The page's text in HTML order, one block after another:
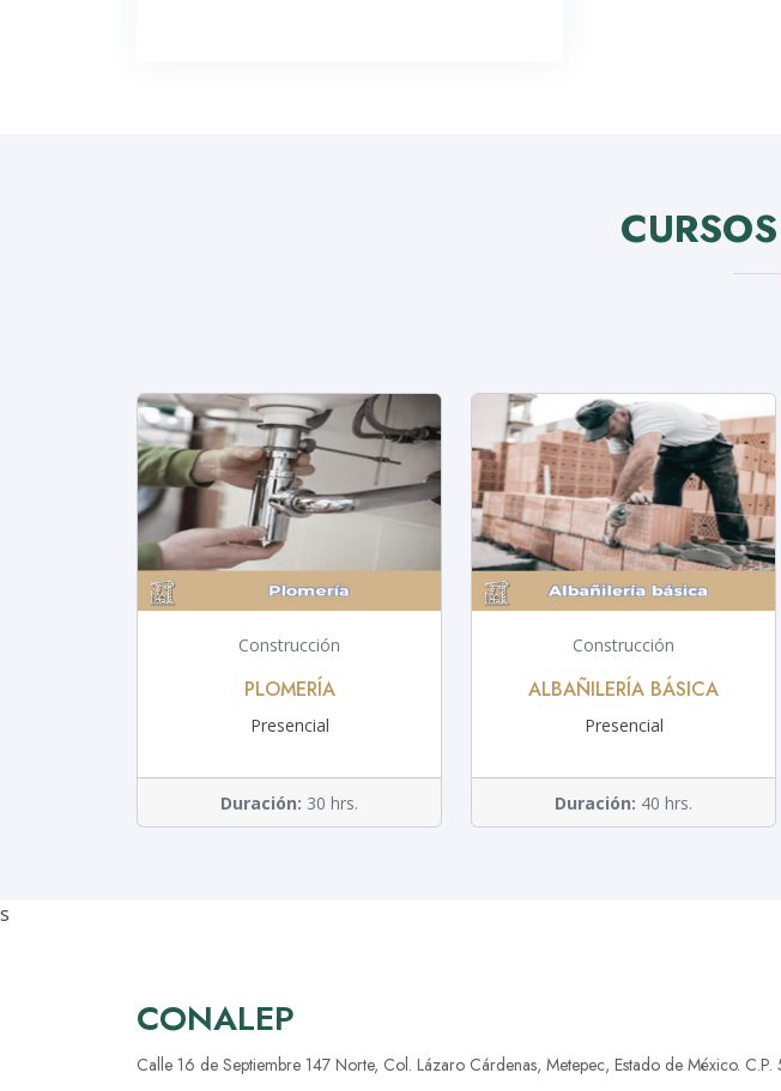
Construcción
PLOMERÍA
Presencial
Duración: 30 hrs.
Construcción
ALBAÑILERÍA BÁSICA
Presencial
Duración: 40 hrs.
s
CONALEP
Calle 16 de Septiembre 147 Norte, Col. Lázaro Cárdenas, Metepec, Estado de México. C.P.